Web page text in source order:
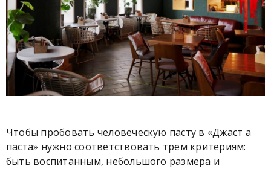
Чтобы пробовать человеческую пасту в «Джаст а
паста» нужно соответствовать трем критериям:
быть воспитанным, небольшого размера и